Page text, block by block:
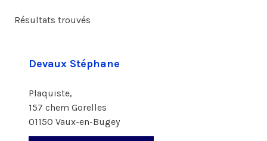
Résultats trouvés
Devaux Stéphane
Plaquiste,
157 chem Gorelles
01150 Vaux-en-Bugey